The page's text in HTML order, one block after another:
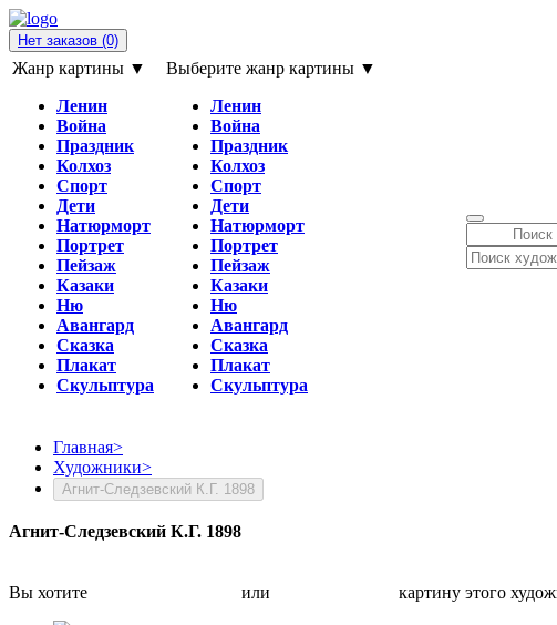
Нет заказов (0)
Жанр картины ▼
Ленин
Война
Праздник
Колхоз
Спорт
Дети
Натюрморт
Портрет
Пейзаж
Казаки
Ню
Авангард
Сказка
Плакат
Скульптура
Выберите жанр картины ▼
Ленин
Война
Праздник
Колхоз
Спорт
Дети
Натюрморт
Портрет
Пейзаж
Казаки
Ню
Авангард
Сказка
Плакат
Скульптура
Главная>
Художники>
Агнит-Следзевский К.Г. 1898
Агнит-Следзевский К.Г. 1898
Вы хотите или картину этого